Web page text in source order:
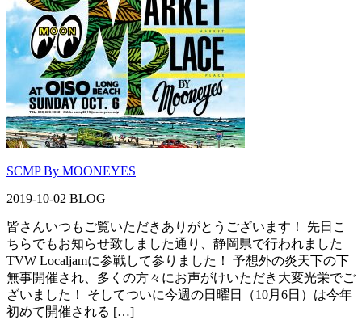
SCMP By MOONEYES
2019-10-02 BLOG
皆さんいつもご覧いただきありがとうございます！ 先日こ
ちらでもお知らせ致しました通り、静岡県で行われました
TVW Localjamに参戦して参りました！ 予想外の炎天下の下
無事開催され、多くの方々にお声がけいただき大変光栄でご
ざいました！ そしてついに今週の日曜日（10月6日）は今年
初めて開催される […]